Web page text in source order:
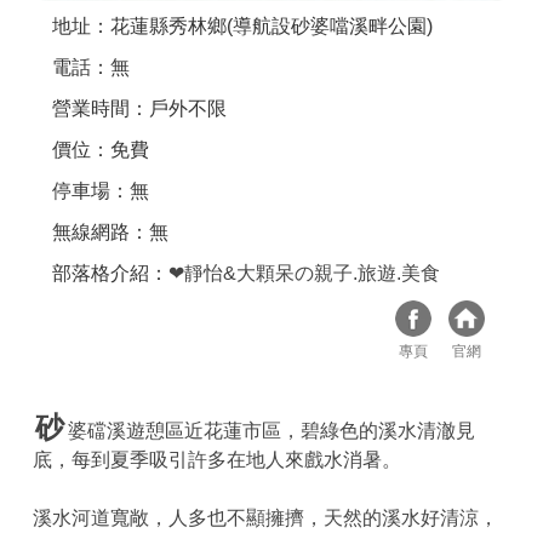
地址：花蓮縣秀林鄉(導航設砂婆噹溪畔公園)
電話：無
營業時間：戶外不限
價位：免費
停車場：無
無線網路：無
部落格介紹： ❤靜怡&大顆呆の親子.旅遊.美食
專頁 官網
砂婆礑溪遊憩區近花蓮市區，碧綠色的溪水清澈見
底，每到夏季吸引許多在地人來戲水消暑。
溪水河道寬敞，人多也不顯擁擠，天然的溪水好清涼，